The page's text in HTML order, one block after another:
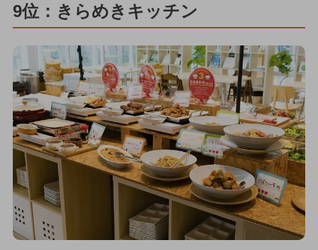
9位：きらめきキッチン